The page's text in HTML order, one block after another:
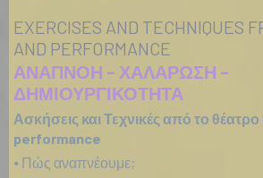
EXERCISES AND TECHNIQUES
AND PERFORMANCE
ΑΝΑΠΝΟΗ – ΧΑΛΑΡΩΣΗ –
ΔΗΜΙΟΥΡΓΙΚΟΤΗΤΑ
Ασκήσεις και Τεχνικές από το θέατρο
performance
⦁ Πώς αναπνέουμε;